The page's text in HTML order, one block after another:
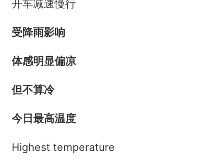
开车减速慢行
受降雨影响
体感明显偏凉
但不算冷
今日最高温度
Highest temperature